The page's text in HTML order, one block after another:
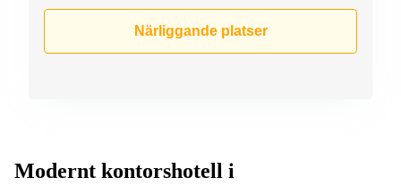
Närliggande platser
Modernt kontorshotell i